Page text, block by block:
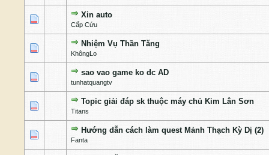
Xin auto
Cấp Cứu
1 Bỏ phiếu - 5 của 5 cấp độ
12
Nhiệm Vụ Thần Tăng
KhôngLo
1 Bỏ phiếu - 5 của 5 cấp độ
123 45
sao vao game ko dc AD
tunhatquangtv
1 Bỏ phiếu - 5 của 5 cấp độ
1 2345
Topic giải đáp sk thuộc máy chủ Kim Lân Sơn
Titans
1 Bỏ phiếu - 5 của 5 cấp độ
12345
Hướng dẫn cách làm quest Mảnh Thạch Kỳ Dị (2)
Fanta
1 Bỏ phiếu - 5 của 5 cấp độ
1234 5